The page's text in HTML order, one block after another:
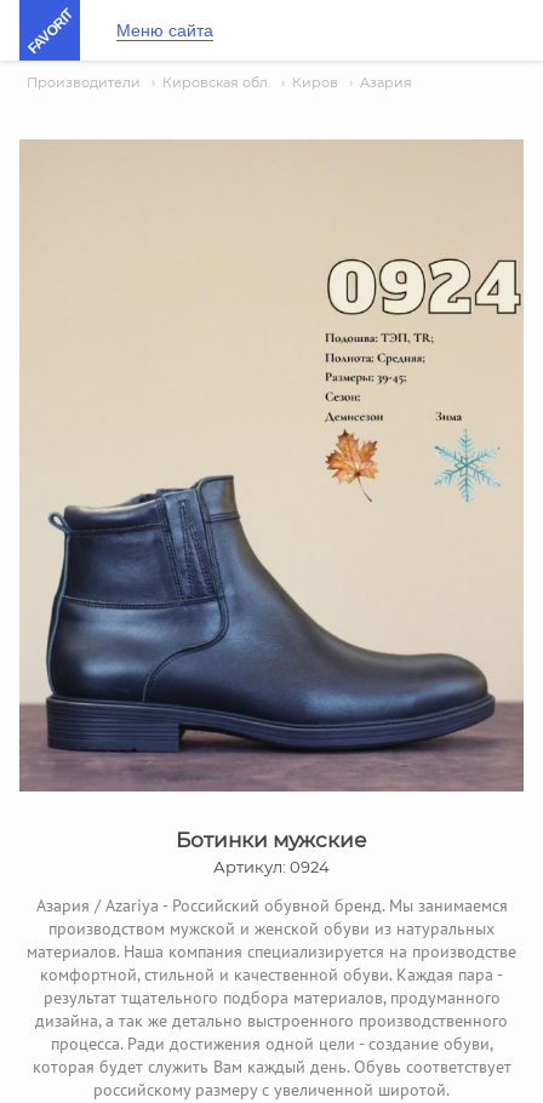
FAVORIT Меню сайта
Производители › Кировская обл. › Киров › Азария
Ботинки мужские
Артикул: 0924
Азария / Azariya - Российский обувной бренд. Мы занимаемся
производством мужской и женской обуви из натуральных
материалов. Наша компания специализируется на производстве
комфортной, стильной и качественной обуви. Каждая пара -
результат тщательного подбора материалов, продуманного
дизайна, а так же детально выстроенного производственного
процесса. Ради достижения одной цели - создание обуви,
которая будет служить Вам каждый день. Обувь соответствует
российскому размеру с увеличенной широтой.